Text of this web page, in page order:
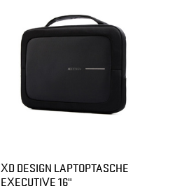
XD DESIGN LAPTOPTASCHE
EXECUTIVE 16"